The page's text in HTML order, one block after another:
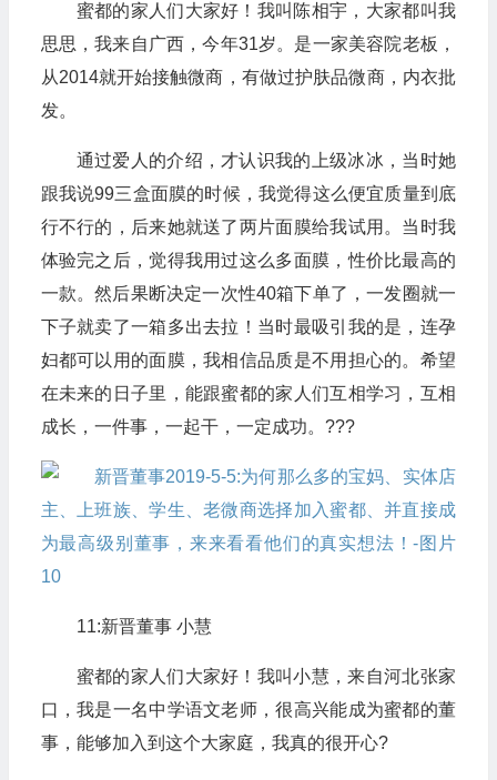
蜜都的家人们大家好！我叫陈相宇，大家都叫我
思思，我来自广西，今年31岁。是一家美容院老板，
从2014就开始接触微商，有做过护肤品微商，内衣批
发。
通过爱人的介绍，才认识我的上级冰冰，当时她
跟我说99三盒面膜的时候，我觉得这么便宜质量到底
行不行的，后来她就送了两片面膜给我试用。当时我
体验完之后，觉得我用过这么多面膜，性价比最高的
一款。然后果断决定一次性40箱下单了，一发圈就一
下子就卖了一箱多出去拉！当时最吸引我的是，连孕
妇都可以用的面膜，我相信品质是不用担心的。希望
在未来的日子里，能跟蜜都的家人们互相学习，互相
成长，一件事，一起干，一定成功。???
11:新晋董事 小慧
蜜都的家人们大家好！我叫小慧，来自河北张家
口，我是一名中学语文老师，很高兴能成为蜜都的董
事，能够加入到这个大家庭，我真的很开心?